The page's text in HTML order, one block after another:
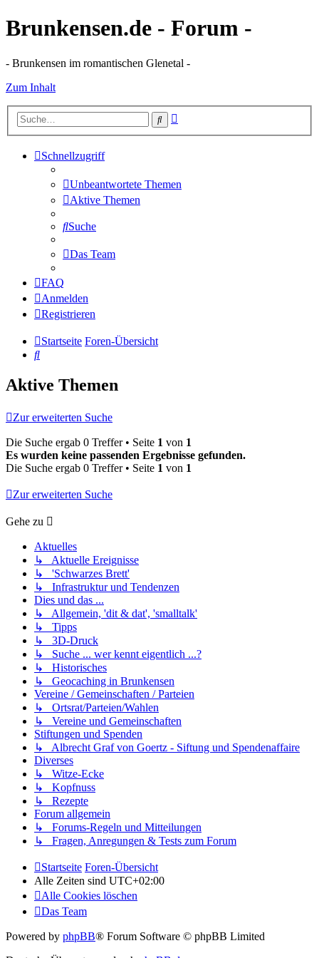
Brunkensen.de - Forum -
- Brunkensen im romantischen Glenetal -
Zum Inhalt
Suche
Schnellzugriff
Unbeantwortete Themen
Aktive Themen
Suche
Das Team
FAQ
Anmelden
Registrieren
Startseite Foren-Übersicht
Suche
Aktive Themen
Zur erweiterten Suche
Die Suche ergab 0 Treffer • Seite 1 von 1
Es wurden keine passenden Ergebnisse gefunden.
Die Suche ergab 0 Treffer • Seite 1 von 1
Zur erweiterten Suche
Gehe zu
Aktuelles
↳ Aktuelle Ereignisse
↳ 'Schwarzes Brett'
↳ Infrastruktur und Tendenzen
Dies und das ...
↳ Allgemein, 'dit & dat', 'smalltalk'
↳ Tipps
↳ 3D-Druck
↳ Suche ... wer kennt eigentlich ...?
↳ Historisches
↳ Geocaching in Brunkensen
Vereine / Gemeinschaften / Parteien
↳ Ortsrat/Parteien/Wahlen
↳ Vereine und Gemeinschaften
Stiftungen und Spenden
↳ Albrecht Graf von Goertz - Siftung und Spendenaffaire
Diverses
↳ Witze-Ecke
↳ Kopfnuss
↳ Rezepte
Forum allgemein
↳ Forums-Regeln und Mitteilungen
↳ Fragen, Anregungen & Tests zum Forum
Startseite Foren-Übersicht
Alle Zeiten sind UTC+02:00
Alle Cookies löschen
Das Team
Powered by phpBB® Forum Software © phpBB Limited